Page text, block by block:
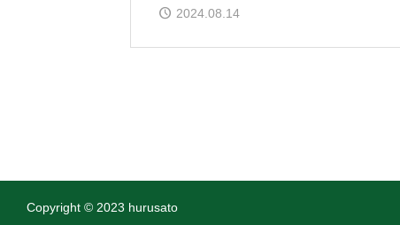
2024.08.14
Copyright © 2023 hurusato